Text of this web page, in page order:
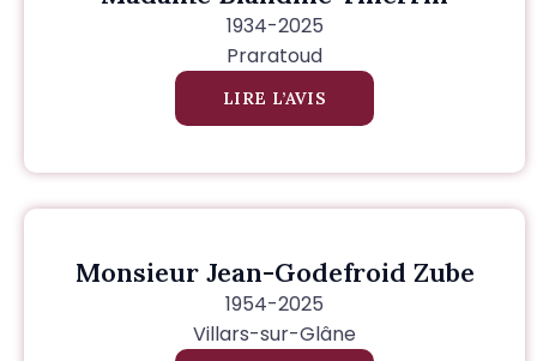
1934-2025
Praratoud
LIRE L’AVIS
Monsieur Jean-Godefroid Zube
1954-2025
Villars-sur-Glâne